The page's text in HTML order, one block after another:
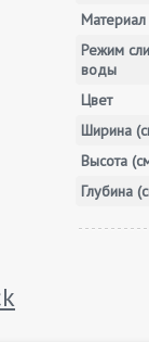
Материал
Режим
воды
Цвет
Ширина
Высота
Глубина